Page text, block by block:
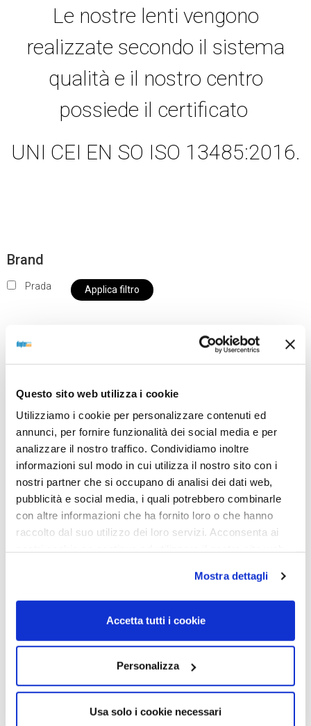
Questo sito web utilizza i cookie
Utilizziamo i cookie per personalizzare contenuti ed
annunci, per fornire funzionalità dei social media e per
analizzare il nostro traffico. Condividiamo inoltre
informazioni sul modo in cui utilizza il nostro sito con i
nostri partner che si occupano di analisi dei dati web,
pubblicità e social media, i quali potrebbero combinarle
con altre informazioni che ha fornito loro o che hanno
raccolto dal suo utilizzo dei loro servizi. Acconsenta ai
Mostra dettagli
Accetta tutti i cookie
Personalizza
Usa solo i cookie necessari
Le nostre lenti vengono
realizzate secondo il sistema
qualità e il nostro centro
possiede il certificato
UNI CEI EN SO ISO 13485:2016.
Brand
Prada Applica filtro
nostro negozio non saranno disponibili per la
da OTTICA DIOPTER
Showing the single result
OCCHIALI DA SOLE
OCCHIALE DA SOLE PRADA
PR 17WS – VYJ6X1 – Rosa
pastello